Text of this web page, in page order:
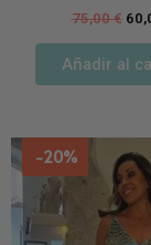
75,00€
Añadir al
-20%